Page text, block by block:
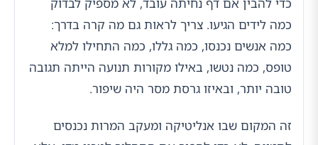
כמה לידים הגיעו. צריך לראות גם מה קרה בדרך:
כמה אנשים נכנסו, כמה גללו, כמה התחילו למלא
טופס, כמה נטשו, באילו מקורות תנועה הייתה תגובה
טובה יותר, ובאיזו גרסת מסר היה שיפור.
זה המקום שבו אנליטיקה ומעקב המרות נכנסים